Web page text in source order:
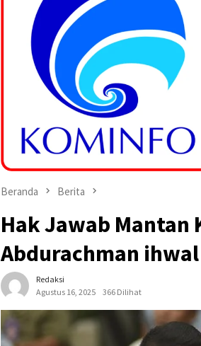
Beranda Berita
Hak Jawab Mantan
Abdurachman
Redaksi
Agustus 16, 2025
366 Dilihat